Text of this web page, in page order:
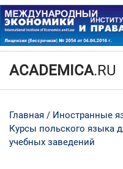
ACADEMICA.RU
Главная
Иностранные
Курсы польского языка
учебных заведений
Да